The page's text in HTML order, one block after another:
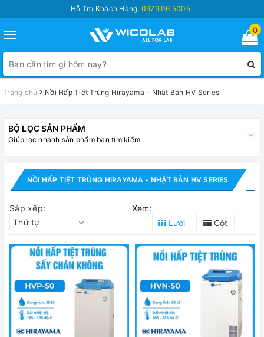
Hỗ Trợ Khách Hàng: 0979.06.5005
Toggle
navigation
0
Trang chủ Nồi Hấp Tiệt Trùng Hirayama - Nhật Bản HV Series
BỘ LỌC SẢN PHẨM
Giúp lọc nhanh sản phẩm bạn tìm kiếm
NỒI HẤP TIỆT TRÙNG HIRAYAMA - NHẬT BẢN HV SERIES
Sắp xếp:
Thứ tự
Xem:
Lưới
Cột